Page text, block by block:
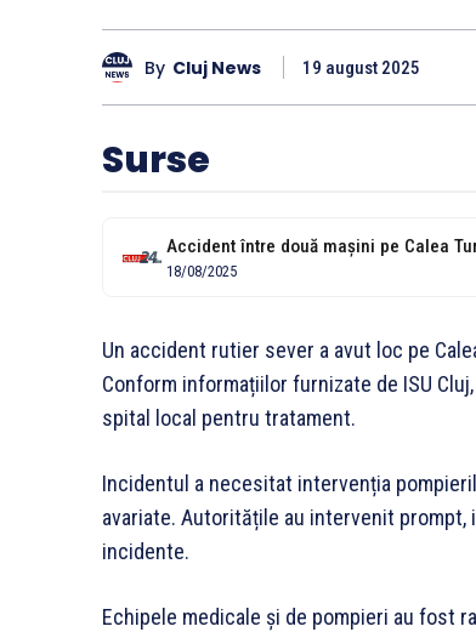
By Cluj News 19 august 2025
Surse
18/08/2025
Un accident rutier sever a avut loc pe
Conform informațiilor furnizate de ISU
spital local pentru tratament.
Incidentul a necesitat intervenția
avariate. Autoritățile au intervenit
incidente.
Echipele medicale și de pompieri au fost